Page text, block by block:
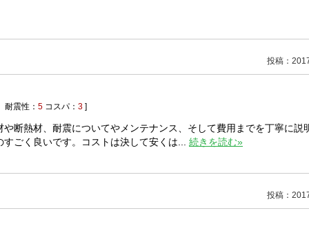
投稿：
震性： 5 コスパ： 3 ]
断熱材、耐震についてやメンテナンス、そして費用までを丁寧に説
ごく良いです。コストは決して安くは... 続きを読む»
投稿：